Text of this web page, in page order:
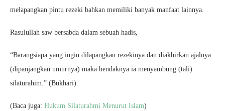
melapangkan pintu rezeki bahkan memiliki banyak manfaat lainnya.
Rasulullah saw bersabda dalam sebuah hadis,
“Barangsiapa yang ingin dilapangkan rezekinya dan diakhirkan ajalnya
(dipanjangkan umurnya) maka hendaknya ia menyambung (tali)
silaturahim.” (Bukhari).
(Baca juga: Hukum Silaturahmi Menurut Islam)